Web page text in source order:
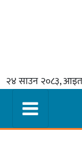
२४ साउन २०८३,
समाचार
मुख्य
समाचार